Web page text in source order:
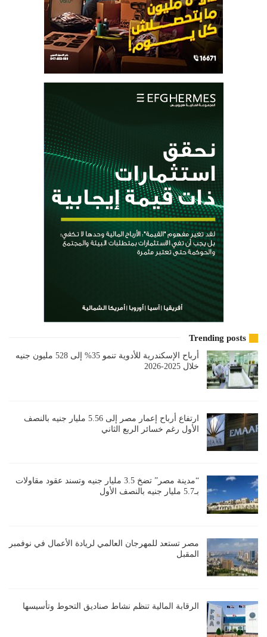
Trending posts
أرباح الإسكندرية للأدوية تنمو 35% إلى 528 مليون جنيه
خلال 2025-2026
ارتفاع أرباح إعمار مصر إلى 5.56 مليار جنيه بالنصف
الأول رغم خسائر الربع الثاني
“مدينة مصر” تضخ 3.5 مليار جنيه وتسند عقود مقاولات
بـ5.7 مليار جنيه بالنصف الأول
مصر تستعد للمهرجان العالمي لريادة الأعمال في نوفمبر
المقبل
الرقابة المالية تنظم نشاط صناديق التحوط وتأسيسها